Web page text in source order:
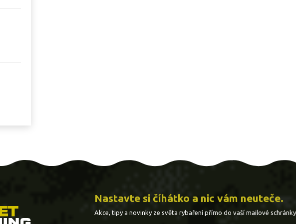
Nastavte si číhátko a nic vám neuteče.
Akce, tipy a novinky ze světa rybaření přímo do vaší mailové